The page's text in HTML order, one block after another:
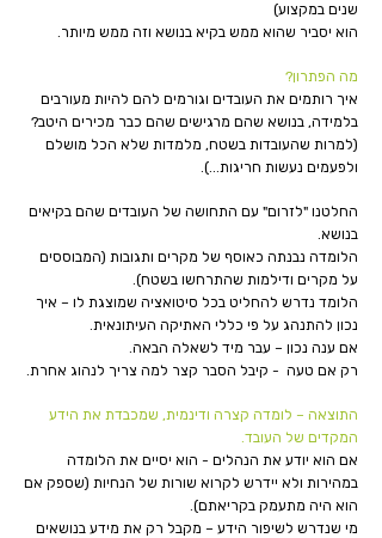
שנים במקצוע)
הוא יסביר שהוא ממש בקיא בנושא וזה ממש מיותר.
מה הפתרון?
איך רותמים את העובדים וגורמים להם להיות מעורבים
בלמידה, בנושא שהם מרגישים שהם כבר מכירים היטב?
(למרות שהעובדות בשטח, מלמדות שלא הכל מושלם
ולפעמים נעשות חריגות...).
החלטנו "לזרום" עם התחושה של העובדים שהם בקיאים
בנושא.
הלומדה נבנתה כאוסף של מקרים ותגובות (המבוססים
על מקרים ודילמות שהתרחשו בשטח).
הלומד נדרש להחליט בכל סיטואציה שמוצגת לו – איך
נכון להתנהג על פי כללי האתיקה העיתונאית.
אם ענה נכון – עבר מיד לשאלה הבאה.
רק אם טעה - קיבל הסבר קצר למה צריך לנהוג אחרת.
התוצאה – לומדה קצרה ודינמית, שמכבדת את הידע
המקדים של העובד.
אם הוא יודע את הנהלים - הוא יסיים את הלומדה
במהירות ולא יידרש לקרוא שורות של הנחיות (שספק אם
הוא היה מתעמק בקריאתם).
מי שנדרש לשיפור הידע – מקבל רק את מידע בנושאים